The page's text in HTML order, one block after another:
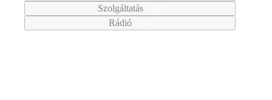
Szolgáltatás
Rádió